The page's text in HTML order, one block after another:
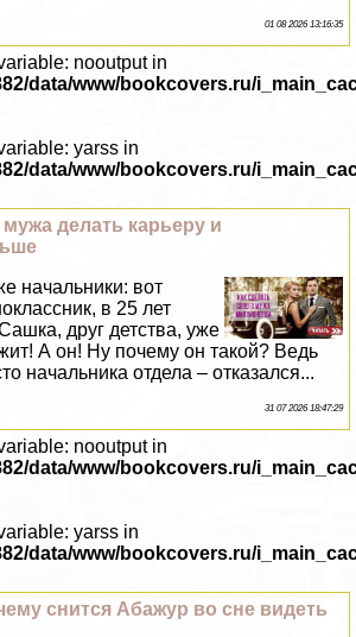
01 08 2026 13:16:35
nooutput in
data/www/bookcovers.ru/
yarss in
data/www/bookcovers.ru/
делать карьеру и
начальники: вот
в 25 лет
друг детства, уже
А он! Ну почему он такой? Ведь
начальника отдела – отказался...
31 07 2026 18:47:29
nooutput in
data/www/bookcovers.ru/
yarss in
data/www/bookcovers.ru/
снится Абажур во сне видеть